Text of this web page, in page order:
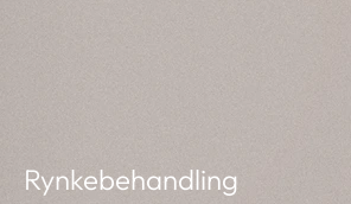
Rynkebehandling